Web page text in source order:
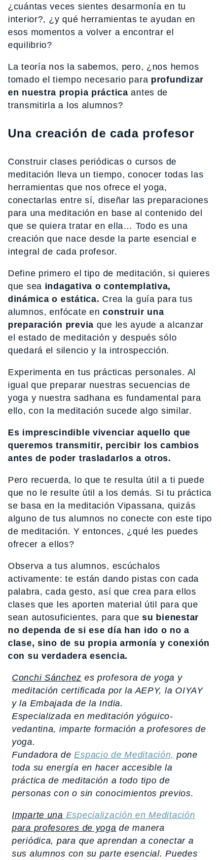
¿cuántas veces sientes desarmonía en tu
interior?, ¿y qué herramientas te ayudan en
esos momentos a volver a encontrar el
equilibrio?
La teoría nos la sabemos, pero, ¿nos hemos
tomado el tiempo necesario para profundizar
en nuestra propia práctica antes de
transmitirla a los alumnos?
Una creación de cada profesor
Construir clases periódicas o cursos de
meditación lleva un tiempo, conocer todas las
herramientas que nos ofrece el yoga,
conectarlas entre sí, diseñar las preparaciones
para una meditación en base al contenido del
que se quiera tratar en ella… Todo es una
creación que nace desde la parte esencial e
integral de cada profesor.
Define primero el tipo de meditación, si quieres
que sea indagativa o contemplativa,
dinámica o estática. Crea la guía para tus
alumnos, enfócate enconstruir una
preparación previa que les ayude a alcanzar
el estado de meditación y después sólo
quedará el silencio y la introspección.
Experimenta en tus prácticas personales. Al
igual que preparar nuestras secuencias de
yoga y nuestra sadhana es fundamental para
ello, con la meditación sucede algo similar.
Es imprescindible vivenciar aquello que
queremos transmitir, percibir los cambios
antes de poder trasladarlos a otros.
Pero recuerda, lo que te resulta útil a ti puede
que no le resulte útil a los demás. Si tu práctica
se basa en la meditación Vipassana, quizás
alguno de tus alumnos no conecte con este tipo
de meditación. Y entonces, ¿qué les puedes
ofrecer a ellos?
Observa a tus alumnos, escúchalos
activamente: te están dando pistas con cada
palabra, cada gesto, así que crea para ellos
clases que les aporten material útil para que
sean autosuficientes, para quesu bienestar
no dependa de si ese día han ido o no a
clase, sino de su propia armonía y conexión
con su verdadera esencia.
Conchi Sánchez es profesora de yoga y
meditación certificada por la AEPY, la OIYAY
y la Embajada de la India.
Especializada en meditación yóguico-
vedantina, imparte formación a profesores de
yoga.
Fundadora deEspacio de Meditación, pone
toda su energía en hacer accesible la
práctica de meditación a todo tipo de
personas con o sin conocimientos previos.
Imparte una Especialización en Meditación
para profesores de yoga de manera
periódica, para que aprendan a conectar a
sus alumnos con su parte esencial. Puedes